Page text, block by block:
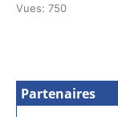
Vues: 750
Partenaires